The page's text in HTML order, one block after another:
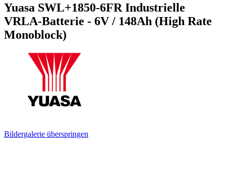
Yuasa SWL+1850-6FR Industrielle
VRLA-Batterie - 6V / 148Ah (High Rate
Monoblock)
Bildergalerie überspringen